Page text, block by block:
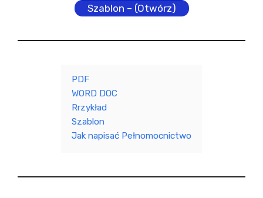
Szablon – (Otwórz)
PDF
WORD DOC
Rrzykład
Szablon
Jak napisać Pełnomocnictwo